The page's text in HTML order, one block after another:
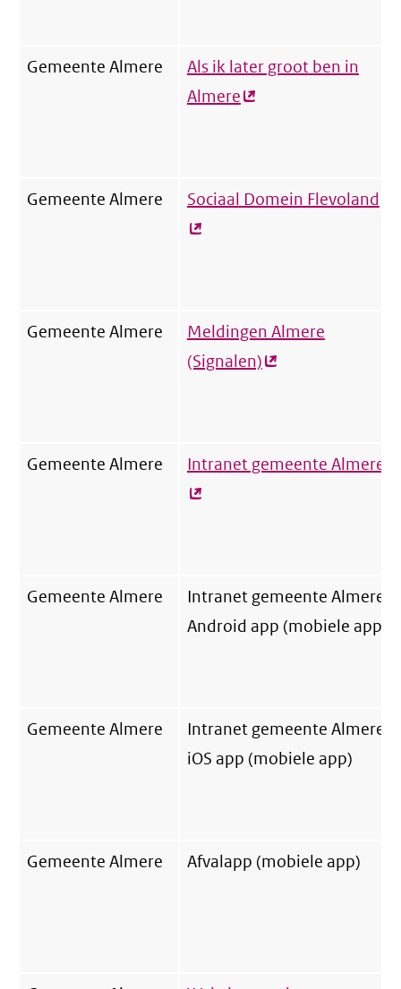
Gemeente Almere
Als ik later groot ben in
Almere(externe
Gemeente Almere Sociaal Domein Flevoland
Gemeente Almere
Meldingen Almere
(Signalen)(externe
Gemeente Almere Intranet gemeente Almere
Gemeente Almere
Intranet gemeente Almere
Android app (mobiele app)
Gemeente Almere
Intranet gemeente Almere
iOS app (mobiele app)
Gemeente Almere Afvalapp (mobiele app)